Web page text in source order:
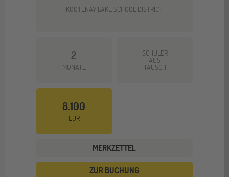
KOOTENAY LAKE SCHOOL DISTRICT
2
MONATE
SCHÜLER
AUS
TAUSCH
8.100
EUR
MERKZETTEL
ZUR BUCHUNG